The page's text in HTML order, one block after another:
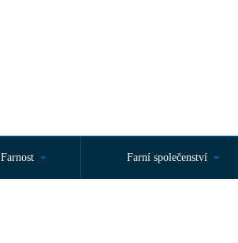
Farnost Farní společenství